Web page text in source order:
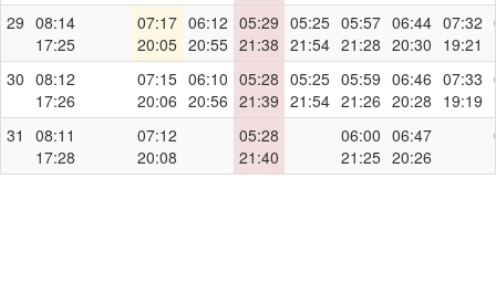
29 08:14
17:25
07:17
20:05
06:12
20:55
05:29
21:38
05:25
21:54
05:57
21:28
06:44
20:30
07:32
19:21
30 08:12
17:26
07:15
20:06
06:10
20:56
05:28
21:39
05:25
21:54
05:59
21:26
06:46
20:28
07:33
19:19
31
08:11
17:28
07:12
20:08
05:28
21:40
06:00
21:25
06:47
20:26